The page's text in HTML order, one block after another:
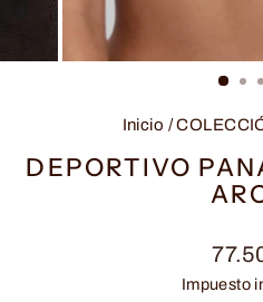
Inicio /
DEPORTIVO
Impuesto